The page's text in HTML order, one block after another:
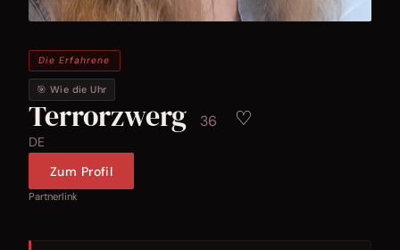
Die Erfahrene
🎯 Wie die Uhr
Terrorzwerg 36 ♡
DE
Zum Profil
Partnerlink